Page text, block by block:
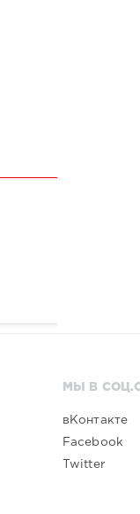
МЫ В
вКонтакте
Facebook
Twitter